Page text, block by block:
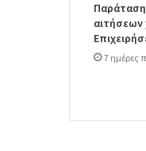
7 ημέρες